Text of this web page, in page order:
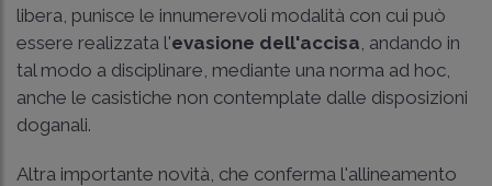
libera, punisce le innumerevoli modalità con cui può
essere realizzata l'evasione dell'accisa , andando in
tal modo a disciplinare, mediante una norma ad hoc,
anche le casistiche non contemplate dalle disposizioni
doganali.
Altra importante novità, che conferma l'allineamento